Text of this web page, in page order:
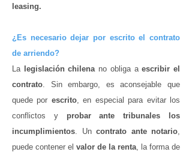
leasing.
¿Es necesario dejar por escrito el contrato
de arriendo?
La legislación chilena no obliga aescribir el
contrato. Sin embargo, es aconsejable que
quede por escrito, en especial para evitar los
conflictos y probar ante tribunales los
incumplimientos. Uncontrato ante notario,
puede contener el valor de la renta, la forma de